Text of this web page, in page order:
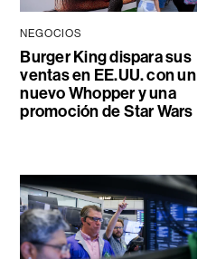
NEGOCIOS
Burger King dispara sus
ventas en EE.UU. con un
nuevo Whopper y una
promoción de Star Wars